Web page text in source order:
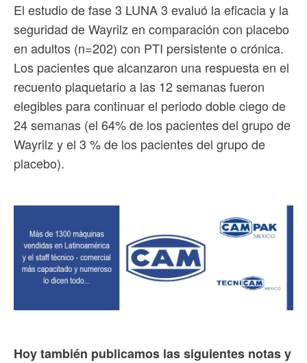
El estudio de fase 3 LUNA 3 evaluó la eficacia y la
seguridad de Wayrilz en comparación con placebo
en adultos (n=202) con PTI persistente o crónica.
Los pacientes que alcanzaron una respuesta en el
recuento plaquetario a las 12 semanas fueron
elegibles para continuar el periodo doble ciego de
24 semanas (el 64% de los pacientes del grupo de
Wayrilz y el 3 % de los pacientes del grupo de
placebo).
Hoy también publicamos las siguientes notas y